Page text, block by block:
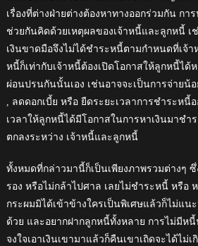
เรื่องที่ต่างฝ่ายต่างต้องหาทางออกร่วมกัน ก
ช่วยกันคิดด้วยเหตุผลของเจ้าหนี้และลูกหนี้ เ
เงินขาดมือจึงไม่ได้ชำระหนี้ตามกำหนดที่เจ้
หนี้ก็เท่ากับเจ้าหนี้ต้องเปิดโอกาสให้ลูกหนี้ได้
ผ่อนปรนกันนั้นเอง เช่นอาจจะเป็นการจ่ายน้
, ลดดอกเบี้ย หรือ ยืดระยะเวลาการชำระหนี้
เวลาให้ลูกหนี้ได้มีโอกาสในการหาเงินมาช
ตกลงระหว่าง เจ้าหนี้และลูกหนี้
ทั้งหมดที่กล่าวมานี้ก็เป็นเพียงภาพรวมต่างๆ
รอง หรือไม่กล้าไปศาล เลยไม่ชำระหนี้ หรือ
กระผมมิได้เข้าข้างใครเป็นพิเศษแล้วก็ไม่แ
ด้วย และอยากฝากลูกหนี้ทั้งหลาย การไม่มีห
จงใจเอาเงินเขามาแล้วก็คืนเขาเถิดจะได้ไม่